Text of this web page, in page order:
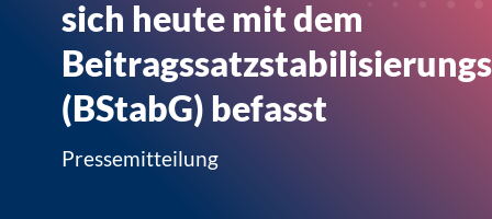
sich heute mit dem
(BStabG) befasst
Pressemitteilung